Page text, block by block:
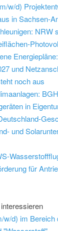
w/d)
NRW
und
noch aus
in
und
für